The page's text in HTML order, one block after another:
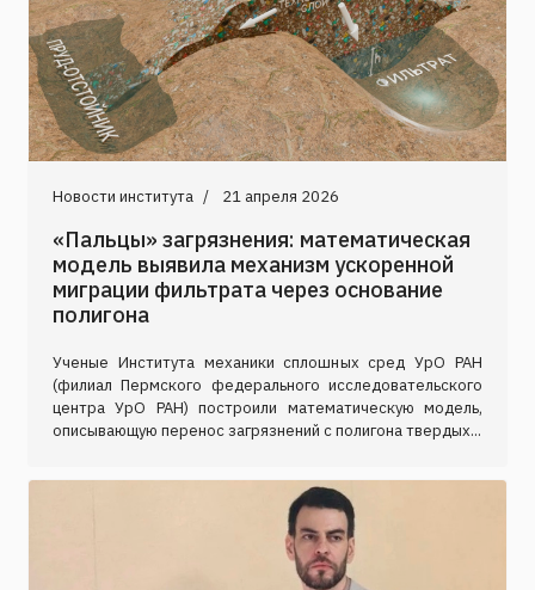
Новости института 21 апреля 2026
«Пальцы» загрязнения: математическая
модель выявила механизм ускоренной
миграции фильтрата через основание
полигона
Ученые Института механики сплошных сред УрО РАН
(филиал Пермского федерального исследовательского
центра УрО РАН) построили математическую модель,
описывающую перенос загрязнений с полигона твердых...